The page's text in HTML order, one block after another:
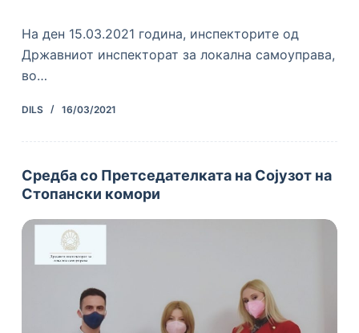
На ден 15.03.2021 година, инспекторите од
Државниот инспекторат за локална самоуправа,
во…
DILS 16/03/2021
Средба со Претседателката на Сојузот на
Стопански комори